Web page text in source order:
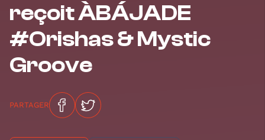
reçoit ÀBÁJADE
#Orishas & Mystic
Groove
PARTAGER